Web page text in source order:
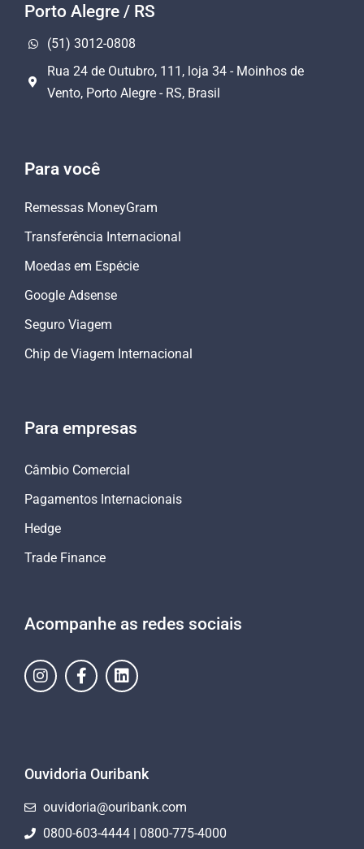
Porto Alegre / RS
(51) 3012-0808
Rua 24 de Outubro, 111, loja 34 - Moinhos de
Vento, Porto Alegre - RS, Brasil
Para você
Remessas MoneyGram
Transferência Internacional
Moedas em Espécie
Google Adsense
Seguro Viagem
Chip de Viagem Internacional
Para empresas
Câmbio Comercial
Pagamentos Internacionais
Hedge
Trade Finance
Acompanhe as redes sociais
Ouvidoria Ouribank
ouvidoria@ouribank.com
0800-603-4444 | 0800-775-4000